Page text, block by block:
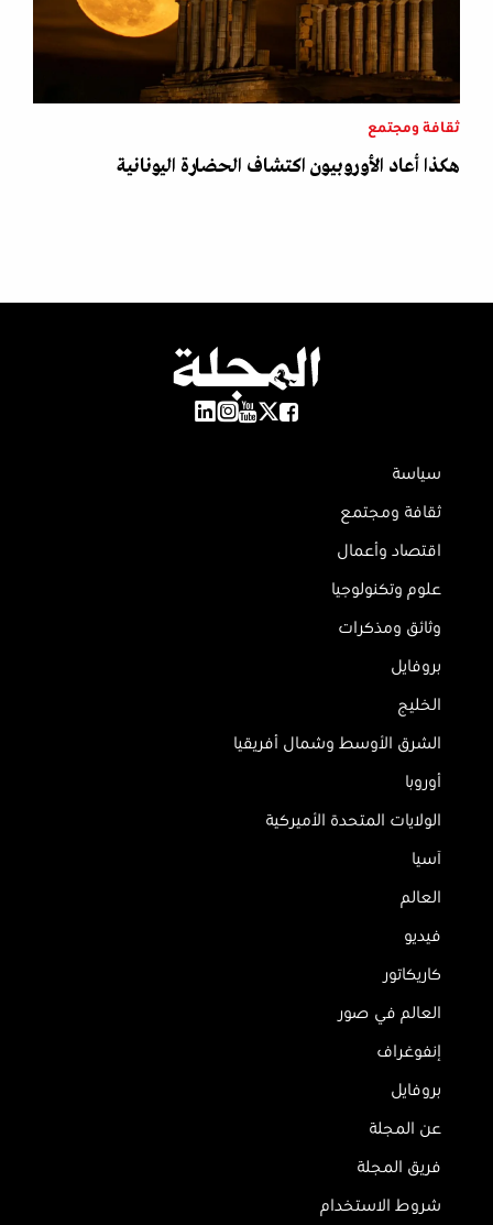
ثقافة ومجتمع
هكذا أعاد الأوروبيون اكتشاف الحضارة اليونانية
سياسة
ثقافة ومجتمع
اقتصاد وأعمال
علوم وتكنولوجيا
وثائق ومذكرات
بروفايل
الخليج
الشرق الأوسط وشمال أفريقيا
أوروبا
الولايات المتحدة الأميركية
آسيا
العالم
فيديو
كاريكاتور
العالم في صور
إنفوغراف
بروفايل
عن المجلة
فريق المجلة
شروط الاستخدام